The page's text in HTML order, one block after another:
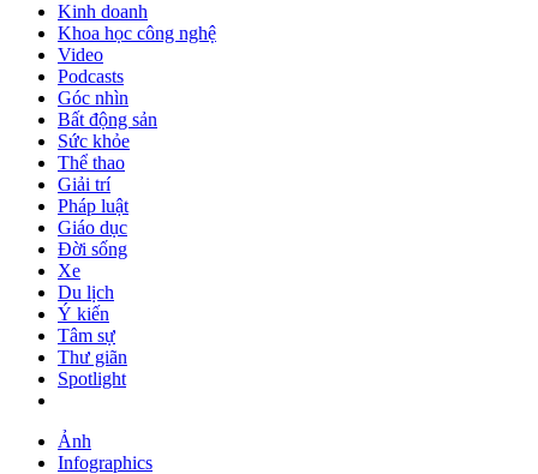
Kinh doanh
Khoa học công nghệ
Video
Podcasts
Góc nhìn
Bất động sản
Sức khỏe
Thể thao
Giải trí
Pháp luật
Giáo dục
Đời sống
Xe
Du lịch
Ý kiến
Tâm sự
Thư giãn
Spotlight
Ảnh
Infographics